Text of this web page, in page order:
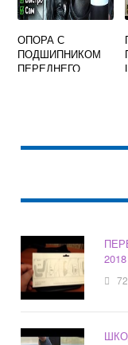
ОПОРА С
ПОДШИПНИКОМ
ПЕРЕДНЕГО
2018